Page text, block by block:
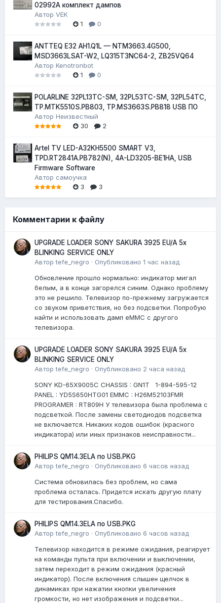
02992A комплект дампов
Автор VEK
1
0
ANTTEQ E32 AH1.Q1L — NTM3663.4G500,
MSD3663LSAT-W2, LQ315T3NC64-2, ZB25VQ64
Автор Kenotronbot
1
0
POLARLINE 32PL13TC-SM, 32PL53TC-SM, 32PL54TC,
TP.MTK5510S.PB803, TP.MS3663S.PB818 USB ПО
Автор Неизвестный
30
2
Artel TV LED-A32KH5500 SMART V3,
TPD.RT2841A.PB782(N), 4A-LD3205-BE1HA, USB
Firmware Software
Автор самоучка
3
3
Комментарии к файлу
UPGRADE LOADER SONY SAKURA 3925 EU/A 5x
BLINKING SERVICE ONLY
Авторtefe_negro · Опубликовано 1 час назад
Обновление прошло нормально: индикатор мигал
белым, а в конце загорелся синим. Однако проблему
это не решило. Телевизор по-прежнему загружается
со звуком приветствия, но без подсветки. Попробую
найти и использовать дамп eMMC с другого
телевизора.
UPGRADE LOADER SONY SAKURA 3925 EU/A 5x
BLINKING SERVICE ONLY
Авторtefe_negro · Опубликовано 2 часа назад
SONY KD-65X9005C CHASSIS : GN1T 1-894-595-12
PANEL : YD5S650HTG01 EMMC : H26M52103FMR
PROGRAMER : RT809H У телевизора была проблема с
подсветкой. После замены светодиодов подсветка
не включается. Никаких кодов ошибок (красного
индикатора) или иных признаков неисправности...
PHILIPS QM14.3ELA по USB.PKG
Авторtefe_negro · Опубликовано 6 часов назад
Система обновилась без проблем, но сама
проблема осталась. Придется искать другую плату
для тестирования.Спасибо.
PHILIPS QM14.3ELA по USB.PKG
Авторtefe_negro · Опубликовано 6 часов назад
Телевизор находится в режиме ожидания, реагирует
на команды пульта при включении и выключении,
затем переходит в режим ожидания (красный
индикатор). После включения слышен щелчок в
динамиках при нажатии кнопки увеличения
громкости, но нет изображения и подсветки...